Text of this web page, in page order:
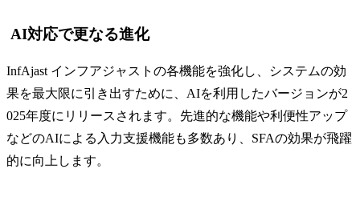
AI対応で更なる進化
InfAjast インフアジャストの各機能を強化し、システムの効
果を最大限に引き出すために、AIを利用したバージョンが2
025年度にリリースされます。先進的な機能や利便性アップ
などのAIによる入力支援機能も多数あり、SFAの効果が飛躍
的に向上します。